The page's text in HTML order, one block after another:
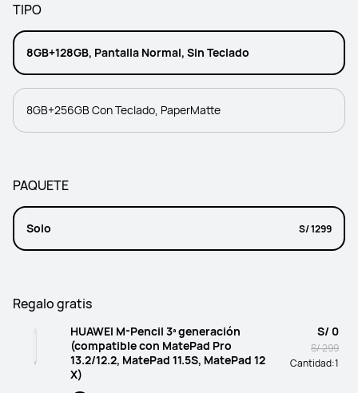
TIPO
8GB+128GB, Pantalla Normal, Sin Teclado
8GB+256GB Con Teclado, PaperMatte
PAQUETE
Solo S/ 1299
Regalo gratis
HUAWEI M-Pencil 3ª generación
(compatible con MatePad Pro
13.2/12.2, MatePad 11.5S, MatePad 12
X)
S/ 0
S/ 299
Cantidad:1